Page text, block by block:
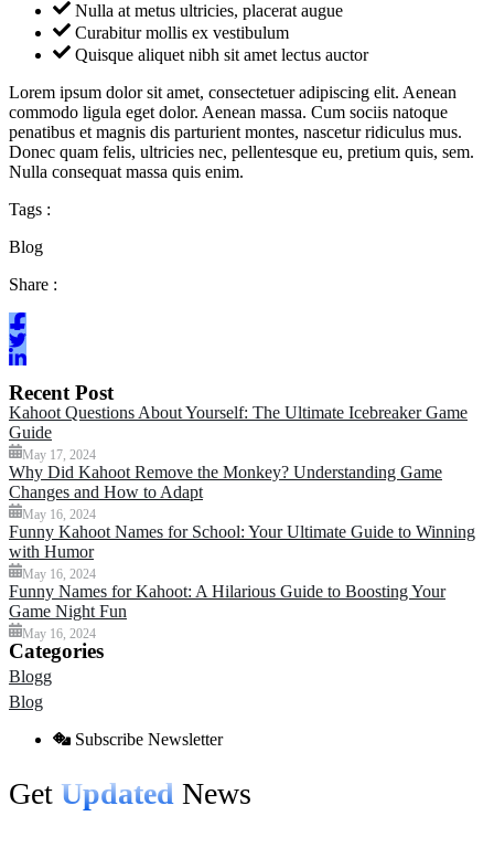
Nulla at metus ultricies, placerat augue
Curabitur mollis ex vestibulum
Quisque aliquet nibh sit amet lectus auctor
Lorem ipsum dolor sit amet, consectetuer adipiscing elit. Aenean
commodo ligula eget dolor. Aenean massa. Cum sociis natoque
penatibus et magnis dis parturient montes, nascetur ridiculus mus.
Donec quam felis, ultricies nec, pellentesque eu, pretium quis, sem.
Nulla consequat massa quis enim.
Tags :
Blog
Share :
Recent Post
Kahoot Questions About Yourself: The Ultimate Icebreaker Game
Guide
May 17, 2024
Why Did Kahoot Remove the Monkey? Understanding Game
Changes and How to Adapt
May 16, 2024
Funny Kahoot Names for School: Your Ultimate Guide to Winning
with Humor
May 16, 2024
Funny Names for Kahoot: A Hilarious Guide to Boosting Your
Game Night Fun
May 16, 2024
Categories
Blogg
Blog
Subscribe Newsletter
Get Updated News